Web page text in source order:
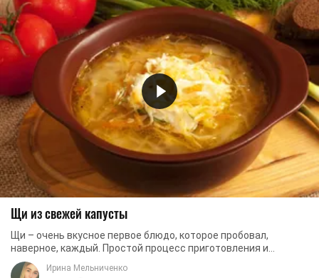
Щи из свежей капусты
Щи – очень вкусное первое блюдо, которое пробовал,
наверное, каждый. Простой процесс приготовления и
несложные ингредиенты делают его еще ...
Ирина Мельниченко